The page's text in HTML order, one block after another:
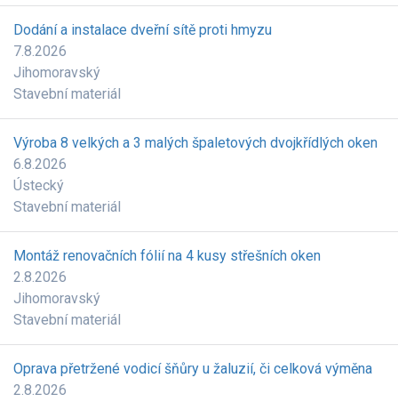
Dodání a instalace dveřní sítě proti hmyzu
7.8.2026
Jihomoravský
Stavební materiál
Výroba 8 velkých a 3 malých špaletových dvojkřídlých oken
6.8.2026
Ústecký
Stavební materiál
Montáž renovačních fólií na 4 kusy střešních oken
2.8.2026
Jihomoravský
Stavební materiál
Oprava přetržené vodicí šňůry u žaluzií, či celková výměna
2.8.2026